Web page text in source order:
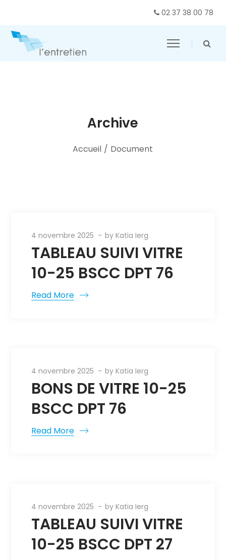
02 37 38 00 78
Archive
Accueil / Document
4 novembre 2025 byKatia Ierg
TABLEAU SUIVI VITRE
10-25 BSCC DPT 76
Read More
4 novembre 2025 byKatia Ierg
BONS DE VITRE 10-25
BSCC DPT 76
Read More
4 novembre 2025 byKatia Ierg
TABLEAU SUIVI VITRE
10-25 BSCC DPT 27